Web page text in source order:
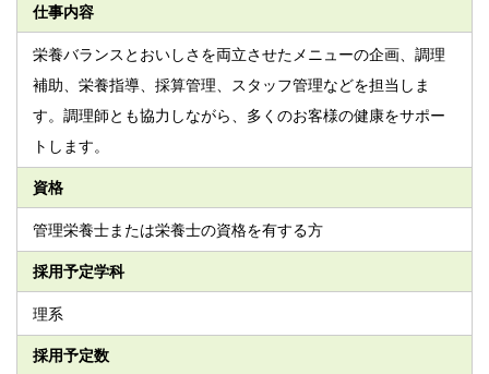
仕事内容
栄養バランスとおいしさを両立させたメニューの企画、調理
補助、栄養指導、採算管理、スタッフ管理などを担当しま
す。調理師とも協力しながら、多くのお客様の健康をサポー
トします。
資格
管理栄養士または栄養士の資格を有する方
採用予定学科
理系
採用予定数